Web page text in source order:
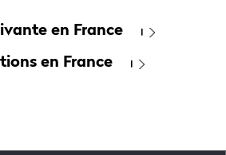
en France
en France